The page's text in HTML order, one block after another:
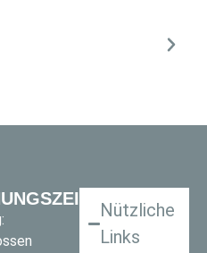
Nützliche
Links